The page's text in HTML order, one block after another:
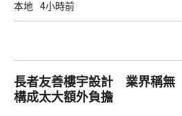
本地 4小時前
長者友善樓宇設計 業界稱無
構成太大額外負擔